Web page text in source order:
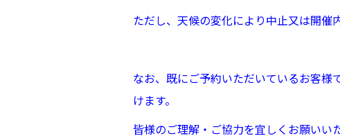
ただし、天候の変化により中止又は開催
なお、既にご予約いただいているお客様
けます。
皆様のご理解・ご協力を宜しくお願いいた